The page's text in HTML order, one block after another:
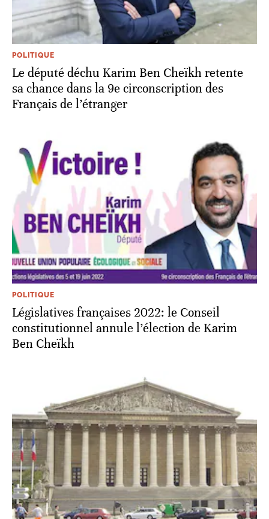
POLITIQUE
Le député déchu Karim Ben Cheïkh retente
sa chance dans la 9e circonscription des
Français de l’étranger
POLITIQUE
Législatives françaises 2022: le Conseil
constitutionnel annule l’élection de Karim
Ben Cheïkh